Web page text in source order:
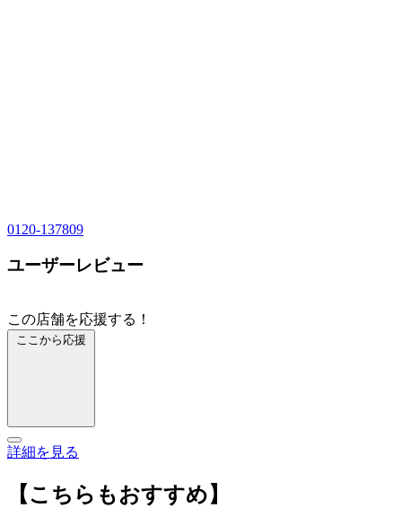
0120-137809
ユーザーレビュー
この店舗を応援する！
ここから応援
詳細を見る
【こちらもおすすめ】